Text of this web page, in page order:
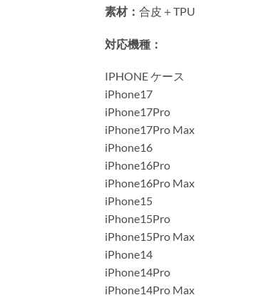
素材： 合皮＋TPU
対応機種：
IPHONE ケース
iPhone17
iPhone17Pro
iPhone17Pro Max
iPhone16
iPhone16Pro
iPhone16Pro Max
iPhone15
iPhone15Pro
iPhone15Pro Max
iPhone14
iPhone14Pro
iPhone14Pro Max